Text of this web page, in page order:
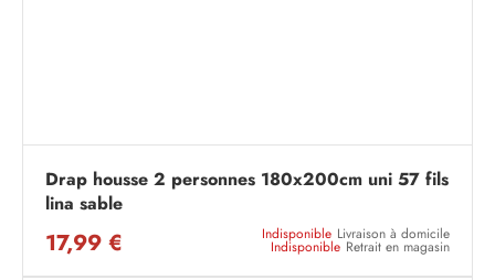
Drap housse 2 personnes 180x200cm uni 57 fils
lina sable
17,99 € Indisponible Livraison à domicile
Indisponible Retrait en magasin